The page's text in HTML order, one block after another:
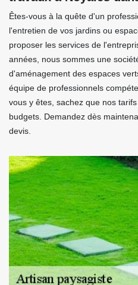
Êtes-vous à la quête d'un
l'entretien de vos jardins ou
proposer les services de
années, nous sommes une
d'aménagement des espaces
équipe de professionnels
vous y êtes, sachez que nos
budgets. Demandez dès
devis.